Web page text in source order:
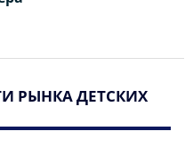
РЫНКА ДЕТСКИХ